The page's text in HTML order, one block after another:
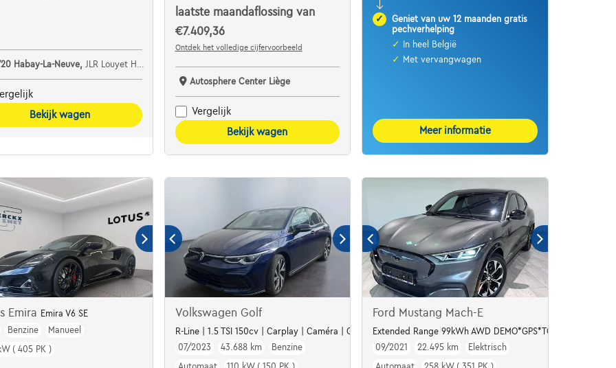
Habay-La-Neuve, JLR Louyet Habay
Bekijk wagen
laatste maandaflossing van
€7.409,36
Ontdek het volledige cijfervoorbeeld
Autosphere Center Liège
Vergelijk
Bekijk wagen
✓
Geniet van uw 12 maanden gratis
pechverhelping
✓
In heel België
✓ Met vervangwagen
Meer informatie
Emira Emira V6 SE
Benzine
Manueel
( 405 PK )
Volkswagen Golf
R-Line | 1.5 TSI 150cv | Carplay | Caméra | GPS | Led Matrix
07/2023
43.688 km
Benzine
Ford Mustang Mach-E
Extended Range 99kWh AWD DEMO*GPS*TOIT
09/2021
22.495 km
Elektrisch